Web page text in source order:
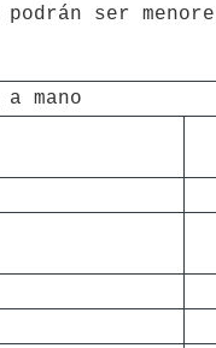
ser
a mano